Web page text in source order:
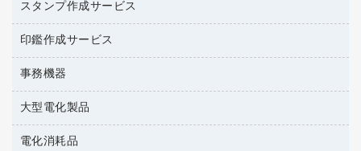
梱包用品
梱包用テープ
園芸用品
ペット用品
ソフトドリンク
コーヒーメーカー・備品
インスタントコーヒー
掃除用洗剤
洗濯用品
消臭・芳香剤
殺虫剤
飲食用消耗品
ゴム印作成サービス
ゴム印（一行印）作成サービス
ゴム印（フリーサイズ印）作成サービス
スタンプ作成サービス
シヤチハタスタンプ作成サービス
カウネットスタンプ作成サービス
印鑑作成サービス
印鑑作成サービス
事務機器
大型シュレッダー（共配）
レーザーポインター
大型電化製品
冷蔵庫・キッチン・調理家電
電化消耗品